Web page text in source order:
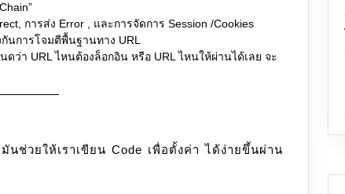
การส่ง Error , และการจัดการ Session /Cookies
นการโจมตีพื้นฐานทาง URL
ดว่า URL ไหนต้องล็อกอิน หรือ URL ไหนให้ผ่านได้เลย จะ
นช่วยให้เราเขียน Code เพื่อตั้งค่า ได้ง่ายขึ้นผ่าน